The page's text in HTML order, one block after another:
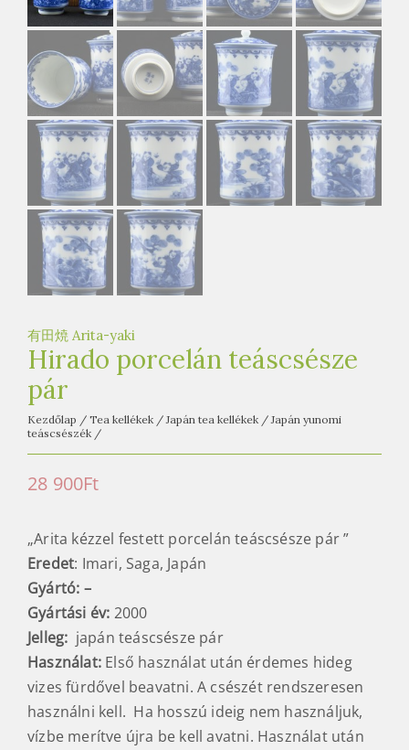
t
e
a
h
á
有田焼 Arita-yaki
Hirado porcelán teáscsésze
pár
Kezdőlap / Tea kellékek / Japán tea kellékek / Japán yunomi
teáscsészék /
28 900Ft
„Arita kézzel festett porcelán teáscsésze pár ”
Eredet: Imari, Saga, Japán
Gyártó: –
Gyártási év: 2000
Jelleg: japán teáscsésze pár
Használat: Első használat után érdemes hideg
vizes fürdővel beavatni. A csészét rendszeresen
használni kell. Ha hosszú ideig nem használjuk,
vízbe merítve újra be kell avatni. Használat után